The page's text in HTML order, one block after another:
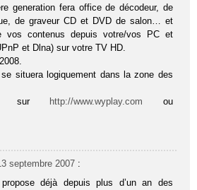
generation fera office de décodeur, de
de graveur CD et DVD de salon… et
vos contenus depuis votre/vos PC et
et Dlna) sur votre TV HD.
situera logiquement dans la zone des
sur
http://www.wyplay.com ou
septembre 2007 :
déjà depuis plus d’un an des